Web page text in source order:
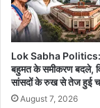
2
5
से
अ
धि
क
जि
Lok Sabha Politics:
बहुमत के समीकरण बदले,
सांसदों के रुख से तेज हुई
August 7, 2026